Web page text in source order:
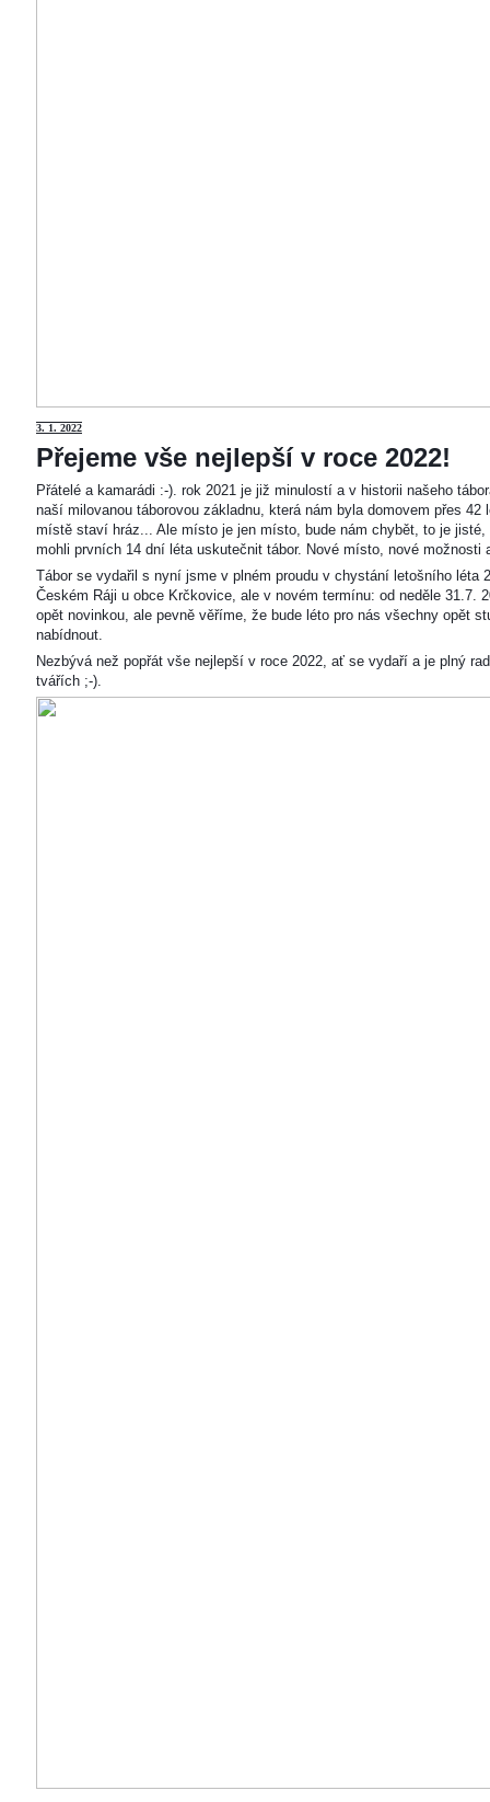
3. 1. 2022
Přejeme vše nejlepší v roce 2022!
Přátelé a kamarádi :-). rok 2021 je již minulostí a v historii našeho
naší milovanou táborovou základnu, která nám byla domovem přes
místě staví hráz... Ale místo je jen místo, bude nám chybět, to je
mohli prvních 14 dní léta uskutečnit tábor. Nové místo, nové
Tábor se vydařil s nyní jsme v plném proudu v chystání letošního léta
Českém Ráji u obce Krčkovice, ale v novém termínu: od neděle 31.7.
opět novinkou, ale pevně věříme, že bude léto pro nás všechny opět
nabídnout.
Nezbývá než popřát vše nejlepší v roce 2022, ať se vydaří a je plný
tvářích ;-).